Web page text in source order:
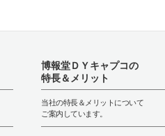
博報堂ＤＹキャプコの
特長＆メリット
当社の特長＆メリットについて
ご案内しています。